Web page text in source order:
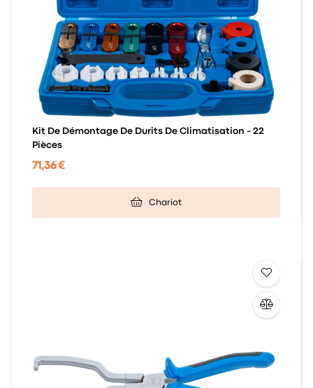
Kit De Démontage De Durits De Climatisation - 22
Pièces
71,36 €
Chariot